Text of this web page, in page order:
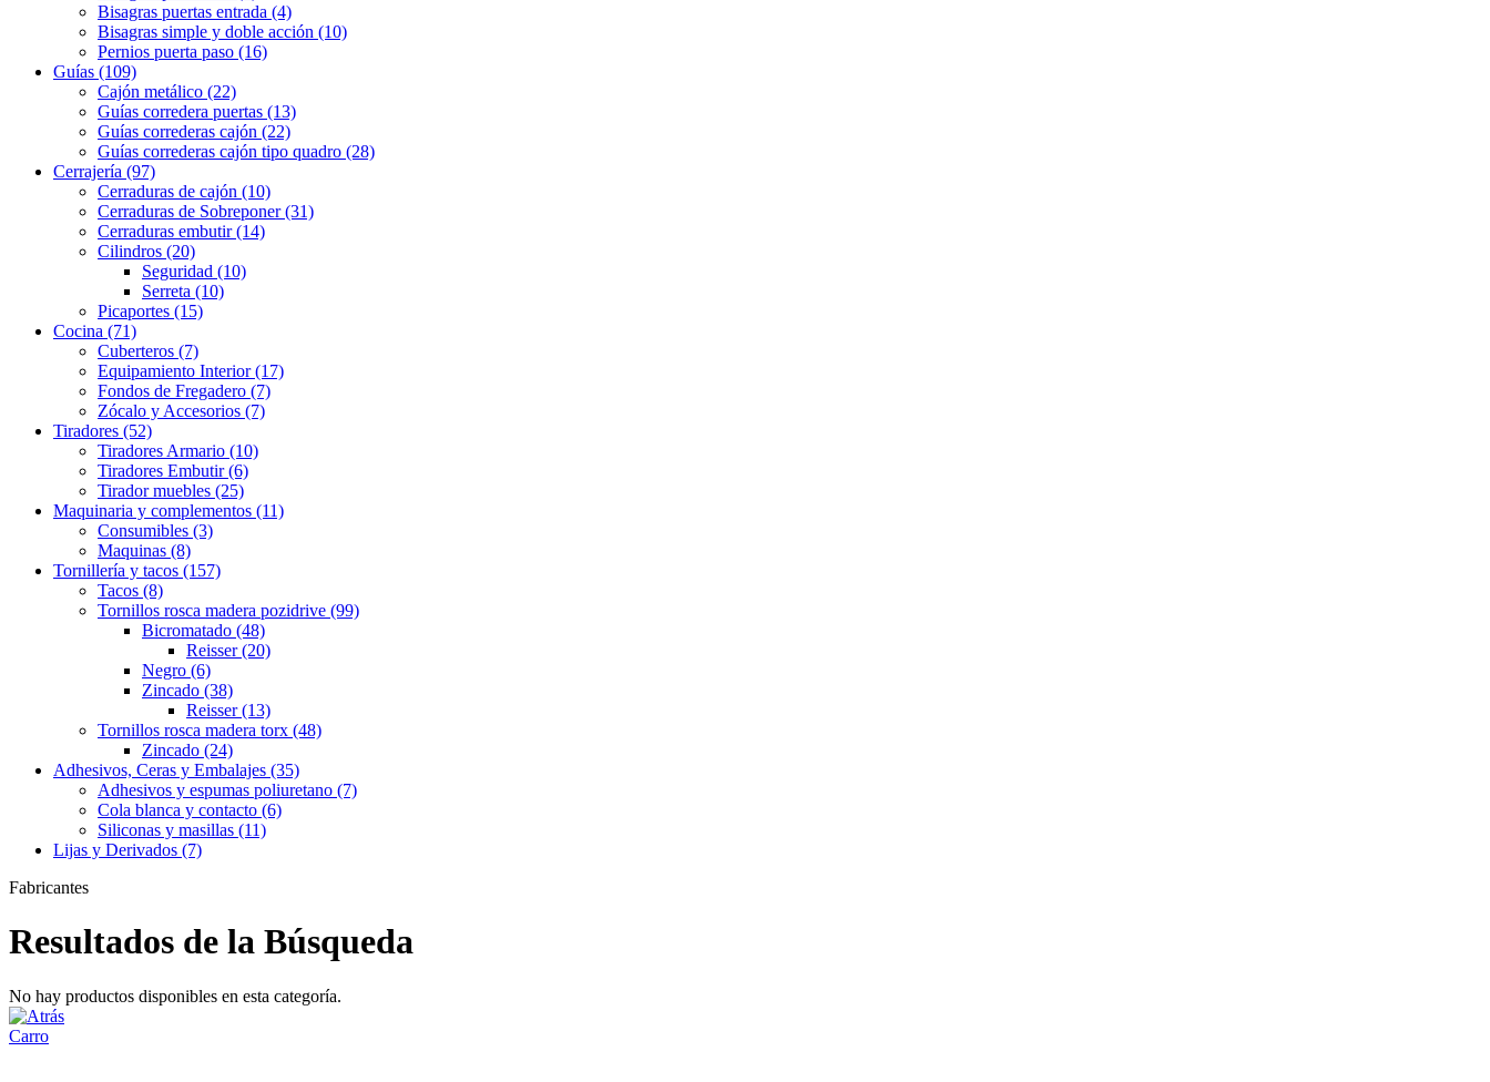
Bisagras puertas entrada (4)
Bisagras simple y doble acción (10)
Pernios puerta paso (16)
Guías (109)
Cajón metálico (22)
Guías corredera puertas (13)
Guías correderas cajón (22)
Guías correderas cajón tipo quadro (28)
Cerrajería (97)
Cerraduras de cajón (10)
Cerraduras de Sobreponer (31)
Cerraduras embutir (14)
Cilindros (20)
Seguridad (10)
Serreta (10)
Picaportes (15)
Cocina (71)
Cuberteros (7)
Equipamiento Interior (17)
Fondos de Fregadero (7)
Zócalo y Accesorios (7)
Tiradores (52)
Tiradores Armario (10)
Tiradores Embutir (6)
Tirador muebles (25)
Maquinaria y complementos (11)
Consumibles (3)
Maquinas (8)
Tornillería y tacos (157)
Tacos (8)
Tornillos rosca madera pozidrive (99)
Bicromatado (48)
Reisser (20)
Negro (6)
Zincado (38)
Reisser (13)
Tornillos rosca madera torx (48)
Zincado (24)
Adhesivos, Ceras y Embalajes (35)
Adhesivos y espumas poliuretano (7)
Cola blanca y contacto (6)
Siliconas y masillas (11)
Lijas y Derivados (7)
Fabricantes
Resultados de la Búsqueda
No hay productos disponibles en esta categoría.
Carro